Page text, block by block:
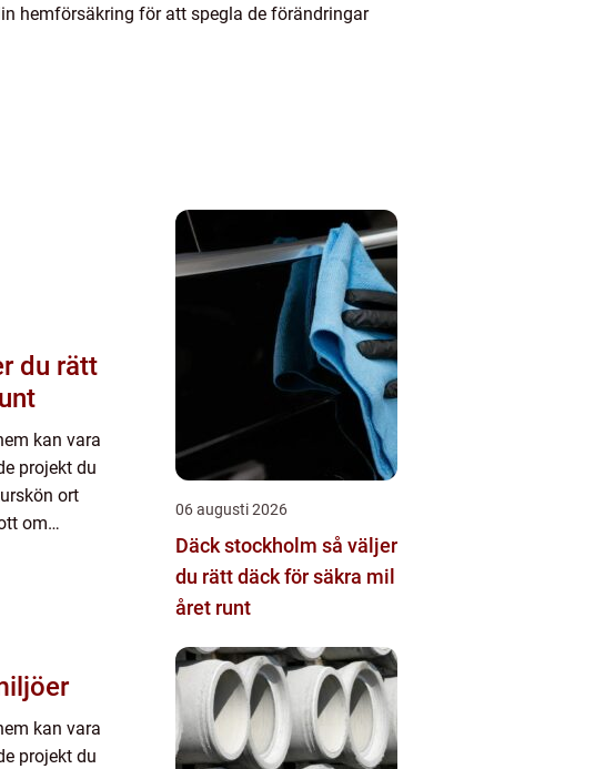
hemförsäkring för att spegla de förändringar
kan vara
projekt du
ort
om
kan vara
projekt du
06 augusti 2026
Däck stockholm så väljer
du rätt däck för säkra mil
året runt